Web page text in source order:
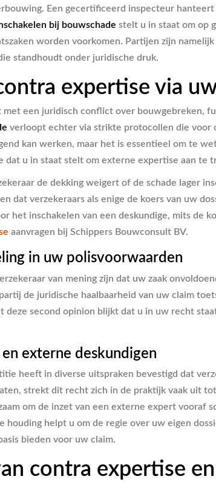
Een gecertificeerd inspecteur
bij bouwschade stelt u in staat om op
worden voorkomen. Partijen zijn
standhoudt onder juridische druk.
expertise via
een juridisch conflict over bouwgebreken,
verloopt echter via strikte protocollen die voor
kan werken, maar het is essentieel om te
dat u in staat stelt om externe expertise aan te
de dekking weigert of de schade lager
dat verzekeraars als enige de koers van uw
het inschakelen van een deskundige, mits de
aanvragen bij Schippers Bouwconsult BV.
in uw polisvoorwaarden
van mening zijn dat uw zaak
de juridische haalbaarheid van uw claim
deze second opinion blijkt dat u in uw recht
externe deskundigen
heeft in diverse uitspraken bevestigd dat
strekt dit recht zich in de praktijk vaak uit
om de inzet van een externe expert
houding helpt u om de regie over uw eigen
bieden voor uw claim.
contra expertise